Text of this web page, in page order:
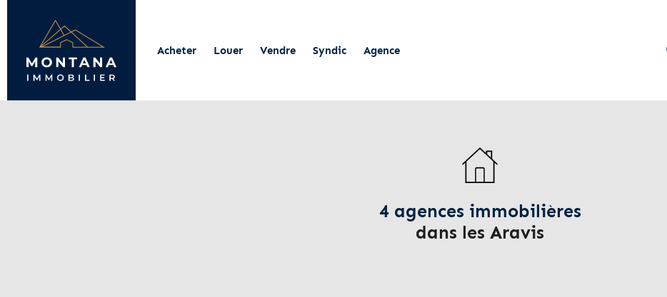
Acheter Louer Vendre Syndic Agence
4 agences immobilières
dans les Aravis